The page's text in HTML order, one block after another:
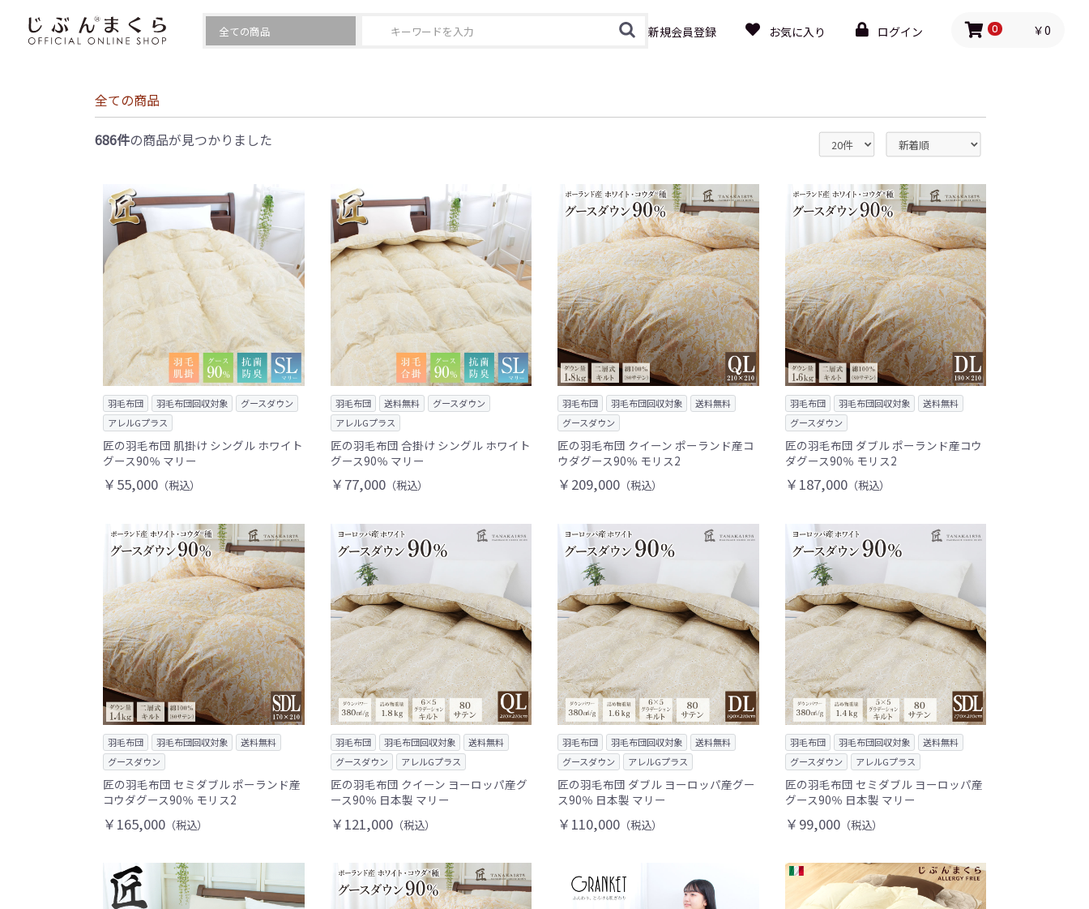
新規会員登録 お気に入り ログイン 0 ￥0
全ての商品
686件の商品が見つかりました
羽毛布団 羽毛布団回収対象
グースダウン
アレルGプラス
匠の羽毛布団 肌掛け シングル ホワイト
グース90％ マリー
￥55,000 （税込）
羽毛布団 送料無料
グースダウン
アレルGプラス
匠の羽毛布団 合掛け シングル ホワイト
グース90％ マリー
￥77,000（税込）
羽毛布団 羽毛布団回収対象
送料無料
グースダウン
匠の羽毛布団 クイーン ポーランド産コ
ウダグース90％ モリス2
￥209,000 （税込）
羽毛布団 羽毛布団回収対象
送料無料
グースダウン
匠の羽毛布団 ダブル ポーランド産コウ
ダグース90％ モリス2
￥187,000（税込）
羽毛布団 羽毛布団回収対象
送料無料
グースダウン
匠の羽毛布団 セミダブル ポーランド産
コウダグース90％ モリス2
￥165,000 （税込）
羽毛布団 羽毛布団回収対象
送料無料
グースダウン
アレルGプラス
匠の羽毛布団 クイーン ヨーロッパ産グ
ース90％ 日本製 マリー
￥121,000（税込）
羽毛布団 羽毛布団回収対象
送料無料
グースダウン
アレルGプラス
匠の羽毛布団 ダブル ヨーロッパ産グー
ス90％ 日本製 マリー
￥110,000 （税込）
羽毛布団 羽毛布団回収対象
送料無料
グースダウン
アレルGプラス
匠の羽毛布団 セミダブル ヨーロッパ産
グース90％ 日本製 マリー
￥99,000（税込）